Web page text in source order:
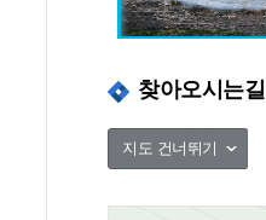
찾아오시는길
지도 건너뛰기